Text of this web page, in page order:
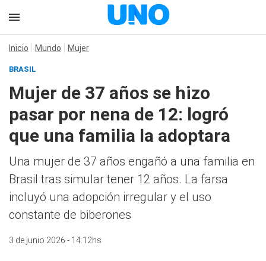
Inicio Mundo Mujer
BRASIL
Mujer de 37 años se hizo
pasar por nena de 12: logró
que una familia la adoptara
Una mujer de 37 años engañó a una familia en
Brasil tras simular tener 12 años. La farsa
incluyó una adopción irregular y el uso
constante de biberones
3 de junio 2026 - 14:12hs